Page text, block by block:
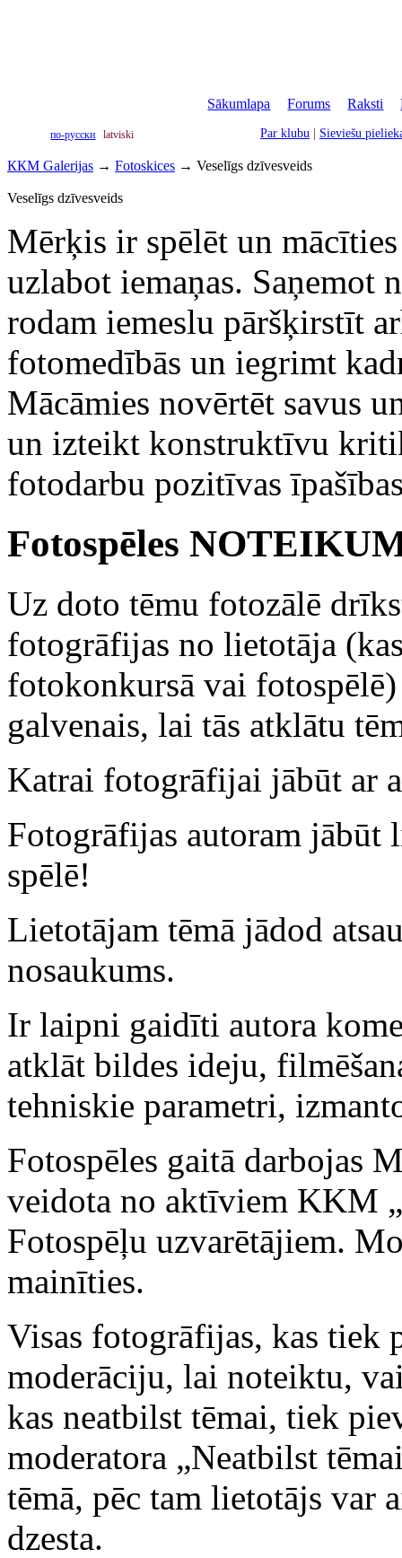
Sākumlapa |Forums |Raksti |
по-русски latviski Par klubu Sieviešu
ККМ Galerijas → Fotoskices → Veselīgs dzīvesveids
Veselīgs dzīvesveids
Mērķis ir spēlēt un
uzlabot iemaņas. Saņemot
rodam iemeslu pāršķirstīt
fotomedībās un iegrimt
Mācāmies novērtēt savus
un izteikt konstruktīvu
fotodarbu pozitīvas
Fotospēles
Uz doto tēmu fotozālē
fotogrāfijas no lietotāja
fotokonkursā vai
galvenais, lai tās atklātu
Katrai fotogrāfijai jābūt ar
Fotogrāfijas autoram
spēlē!
Lietotājam tēmā jādod
nosaukums.
Ir laipni gaidīti autora
atklāt bildes ideju,
tehniskie parametri,
Fotospēles gaitā darbojas
veidota no aktīviem KKM
Fotospēļu uzvarētājiem.
mainīties.
Visas fotogrāfijas, kas tiek
moderāciju, lai noteiktu,
kas neatbilst tēmai, tiek
moderatora „Neatbilst
tēmā, pēc tam lietotājs
dzesta.